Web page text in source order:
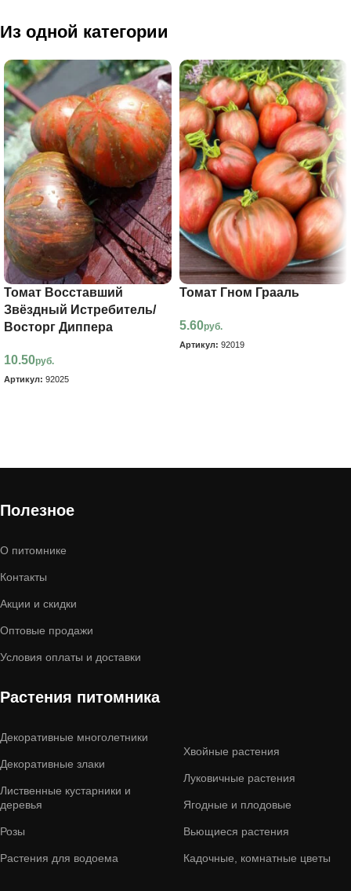
Из одной категории
Томат Восставший
Звёздный Истребитель/
Восторг Диппера
10.50руб.
Артикул: 92025
Томат Гном Грааль
5.60руб.
Артикул: 92019
Полезное
О питомнике
Контакты
Акции и скидки
Оптовые продажи
Условия оплаты и доставки
Растения питомника
Декоративные многолетники
Декоративные злаки
Лиственные кустарники и
деревья
Розы
Растения для водоема
Хвойные растения
Луковичные растения
Ягодные и плодовые
Вьющиеся растения
Кадочные, комнатные цветы